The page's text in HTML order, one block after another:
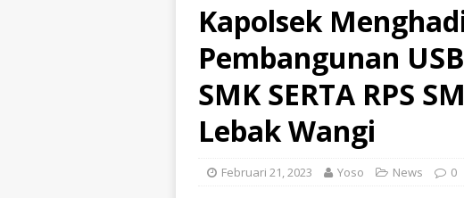
Kapolsek
Pembangunan
SMK SERTA RPS
Lebak Wangi
Februari 21, 2023 Yoso News 0